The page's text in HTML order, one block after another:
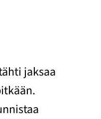
jaksaa